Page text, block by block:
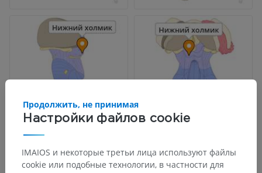
Настройки файлов cookie
Продолжить, не принимая
IMAIOS и некоторые третьи лица используют файлы
cookie или подобные технологии, в частности для